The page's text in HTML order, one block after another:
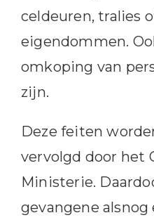
celdeuren, tralies
eigendommen.
omkoping van
zijn.
Deze feiten
vervolgd door het
Ministerie.
gevangene